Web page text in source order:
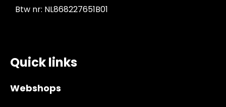
Btw nr: NL868227651B01
Quick links
Webshops